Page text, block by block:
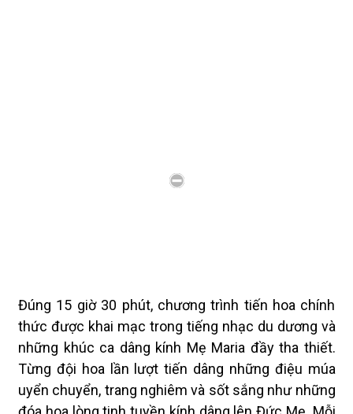
Đúng 15 giờ 30 phút, chương trình tiến hoa chính
thức được khai mạc trong tiếng nhạc du dương và
những khúc ca dâng kính Mẹ Maria đầy tha thiết.
Từng đội hoa lần lượt tiến dâng những điệu múa
uyển chuyển, trang nghiêm và sốt sắng như những